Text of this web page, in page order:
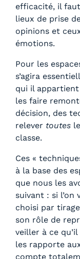
efficacité, il
lieux de prise
opinions et
émotions.
Pour les
s’agira
qui il
les faire
décision, des
relever toutes
classe.
Ces «
à la base des
que nous les
suivant : si l’on
choisi par
son rôle de
veiller à ce
les rapporte
compte